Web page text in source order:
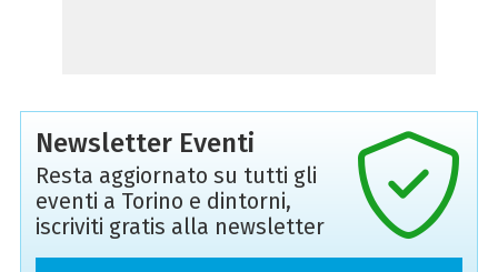
Newsletter Eventi
Resta aggiornato su tutti gli
eventi a Torino e dintorni,
iscriviti gratis alla newsletter